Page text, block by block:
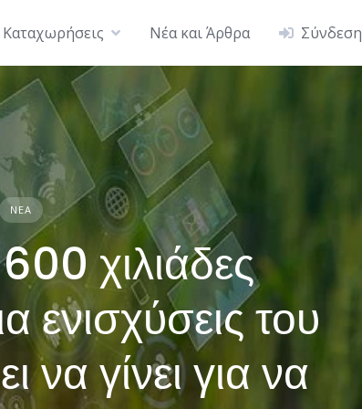
Καταχωρήσεις Νέα και Άρθρα Σύνδεση
ΝΈΑ
χιλιάδες
ενισχύσεις του
να γίνει για να